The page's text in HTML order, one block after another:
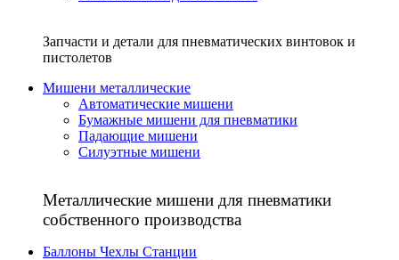
Запчасти и детали для пневматических винтовок и
пистолетов
Мишени металлические
Автоматические мишени
Бумажные мишени для пневматики
Падающие мишени
Силуэтные мишени
Металлические мишени для пневматики
собственного производства
Баллоны Чехлы Станции